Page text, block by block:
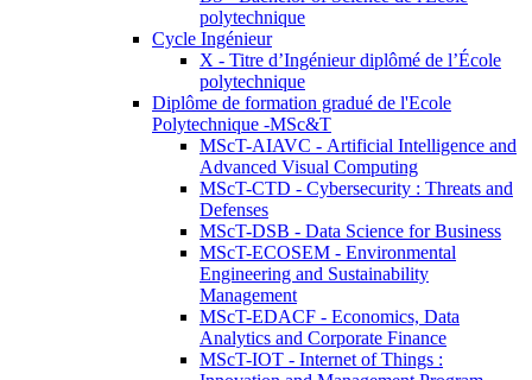
polytechnique
Cycle Ingénieur
X - Titre d’Ingénieur diplômé de l’École
polytechnique
Diplôme de formation gradué de l'Ecole
Polytechnique -MSc&T
MScT-AIAVC - Artificial Intelligence and
Advanced Visual Computing
MScT-CTD - Cybersecurity : Threats and
Defenses
MScT-DSB - Data Science for Business
MScT-ECOSEM - Environmental
Engineering and Sustainability
Management
MScT-EDACF - Economics, Data
Analytics and Corporate Finance
MScT-IOT - Internet of Things :